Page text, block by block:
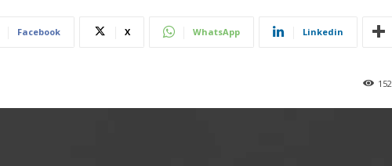
Facebook X WhatsApp Linkedin
152